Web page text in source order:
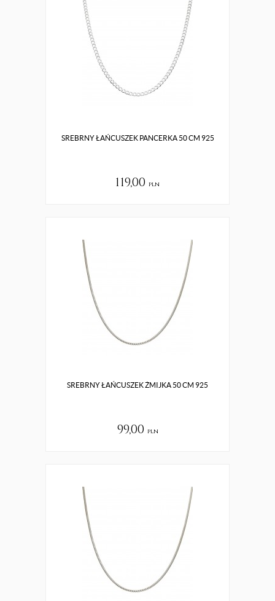
SREBRNY ŁAŃCUSZEK PANCERKA 50 CM 925
119,00 pln
SREBRNY ŁAŃCUSZEK ŻMIJKA 50 CM 925
99,00 pln